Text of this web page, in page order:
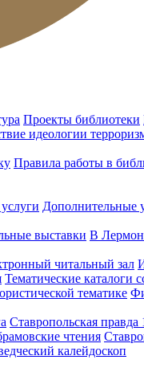
Проекты библиотеки
идеологии
Правила работы в
Дополнительные
выставки В
читальный зал
Тематические каталоги
тематике
Ставропольская правда
чтения
калейдоскоп